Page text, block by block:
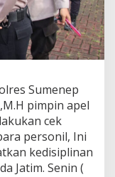
Sumenep
pimpin apel
cek
personil, Ini
kedisiplinan
Jatim. Senin (